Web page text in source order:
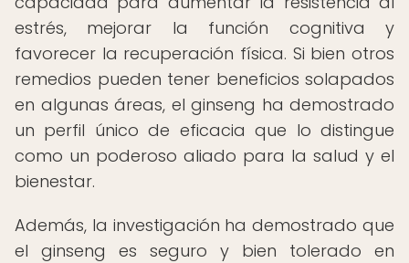
estrés, mejorar la función cognitiva y
favorecer la recuperación física. Si bien otros
remedios pueden tener beneficios solapados
en algunas áreas, el ginseng ha demostrado
un perfil único de eficacia que lo distingue
como un poderoso aliado para la salud y el
bienestar.
Además, la investigación ha demostrado que
el ginseng es seguro y bien tolerado en